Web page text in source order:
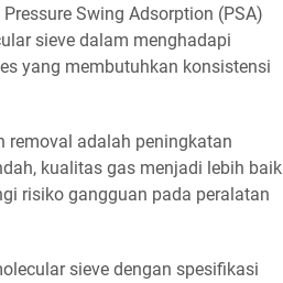
Swing Adsorption (PSA)
sieve dalam menghadapi
yang membutuhkan konsistensi
removal adalah peningkatan
kualitas gas menjadi lebih baik
risiko gangguan pada peralatan
sieve dengan spesifikasi